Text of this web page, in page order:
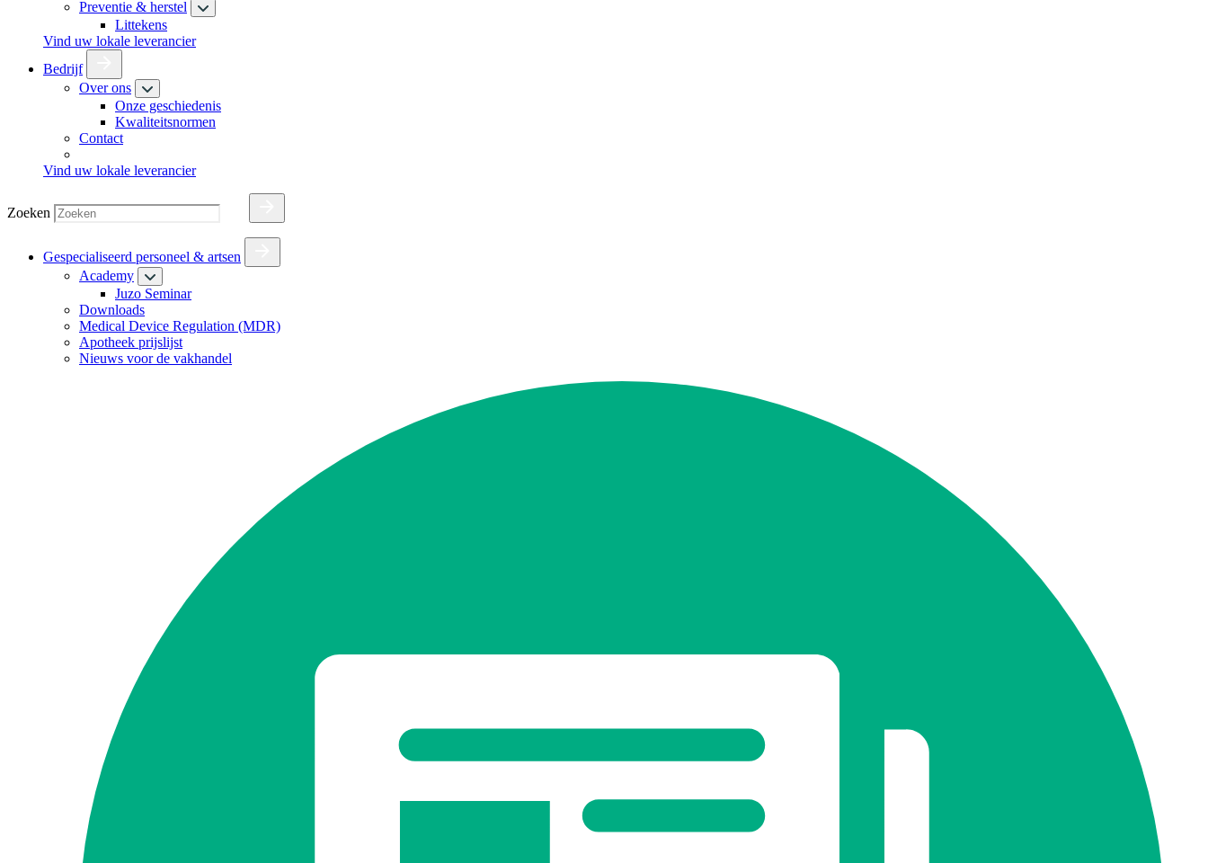
Preventie & herstel
Littekens
Vind uw lokale leverancier
Bedrijf
Over ons
Onze geschiedenis
Kwaliteitsnormen
Contact
Vind uw lokale leverancier
Zoeken
Gespecialiseerd personeel & artsen
Academy
Juzo Seminar
Downloads
Medical Device Regulation (MDR)
Apotheek prijslijst
Nieuws voor de vakhandel